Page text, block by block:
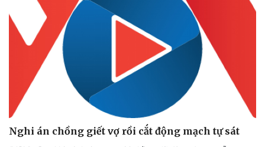
eSports
Hậu trường
Nghi án chồng giết vợ rồi cắt động mạch tự sát